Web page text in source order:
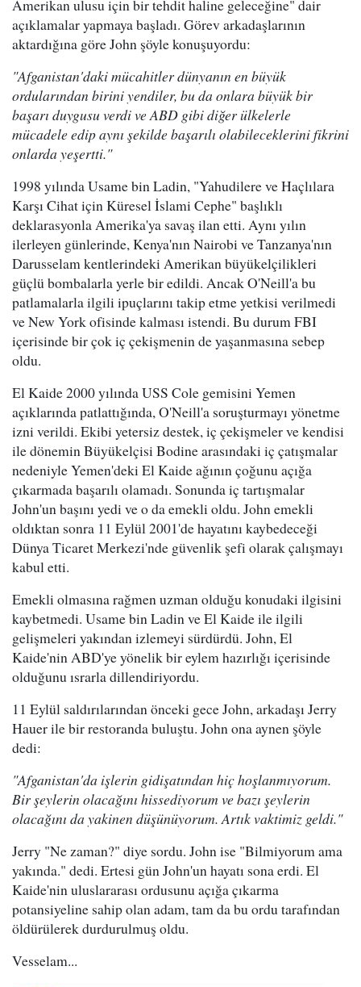
Amerikan ulusu için bir tehdit haline geleceğine" dair
açıklamalar yapmaya başladı. Görev arkadaşlarının
aktardığına göre John şöyle konuşuyordu:
"Afganistan'daki mücahitler dünyanın en büyük
ordularından birini yendiler, bu da onlara büyük bir
başarı duygusu verdi ve ABD gibi diğer ülkelerle
mücadele edip aynı şekilde başarılı olabileceklerini fikrini
onlarda yeşertti."
1998 yılında Usame bin Ladin, "Yahudilere ve Haçlılara
Karşı Cihat için Küresel İslami Cephe" başlıklı
deklarasyonla Amerika'ya savaş ilan etti. Aynı yılın
ilerleyen günlerinde, Kenya'nın Nairobi ve Tanzanya'nın
Darusselam kentlerindeki Amerikan büyükelçilikleri
güçlü bombalarla yerle bir edildi. Ancak O'Neill'a bu
patlamalarla ilgili ipuçlarını takip etme yetkisi verilmedi
ve New York ofisinde kalması istendi. Bu durum FBI
içerisinde bir çok iç çekişmenin de yaşanmasına sebep
oldu.
El Kaide 2000 yılında USS Cole gemisini Yemen
açıklarında patlattığında, O'Neill'a soruşturmayı yönetme
izni verildi. Ekibi yetersiz destek, iç çekişmeler ve kendisi
ile dönemin Büyükelçisi Bodine arasındaki iç çatışmalar
nedeniyle Yemen'deki El Kaide ağının çoğunu açığa
çıkarmada başarılı olamadı. Sonunda iç tartışmalar
John'un başını yedi ve o da emekli oldu. John emekli
oldıktan sonra 11 Eylül 2001'de hayatını kaybedeceği
Dünya Ticaret Merkezi'nde güvenlik şefi olarak çalışmayı
kabul etti.
Emekli olmasına rağmen uzman olduğu konudaki ilgisini
kaybetmedi. Usame bin Ladin ve El Kaide ile ilgili
gelişmeleri yakından izlemeyi sürdürdü. John, El
Kaide'nin ABD'ye yönelik bir eylem hazırlığı içerisinde
olduğunu ısrarla dillendiriyordu.
11 Eylül saldırılarından önceki gece John, arkadaşı Jerry
Hauer ile bir restoranda buluştu. John ona aynen şöyle
dedi:
"Afganistan'da işlerin gidişatından hiç hoşlanmıyorum.
Bir şeylerin olacağını hissediyorum ve bazı şeylerin
olacağını da yakinen düşünüyorum. Artık vaktimiz geldi."
Jerry "Ne zaman?" diye sordu. John ise "Bilmiyorum ama
yakında." dedi. Ertesi gün John'un hayatı sona erdi. El
Kaide'nin uluslararası ordusunu açığa çıkarma
potansiyeline sahip olan adam, tam da bu ordu tarafından
öldürülerek durdurulmuş oldu.
Vesselam...